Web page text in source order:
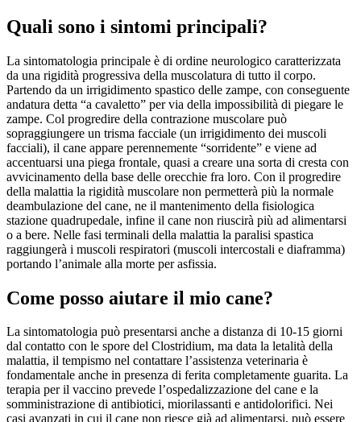
Quali sono i sintomi principali?
La sintomatologia principale è di ordine neurologico caratterizzata
da una rigidità progressiva della muscolatura di tutto il corpo.
Partendo da un irrigidimento spastico delle zampe, con conseguente
andatura detta “a cavaletto” per via della impossibilità di piegare le
zampe. Col progredire della contrazione muscolare può
sopraggiungere un trisma facciale (un irrigidimento dei muscoli
facciali), il cane appare perennemente “sorridente” e viene ad
accentuarsi una piega frontale, quasi a creare una sorta di cresta con
avvicinamento della base delle orecchie fra loro. Con il progredire
della malattia la rigidità muscolare non permetterà più la normale
deambulazione del cane, ne il mantenimento della fisiologica
stazione quadrupedale, infine il cane non riuscirà più ad alimentarsi
o a bere. Nelle fasi terminali della malattia la paralisi spastica
raggiungerà i muscoli respiratori (muscoli intercostali e diaframma)
portando l’animale alla morte per asfissia.
Come posso aiutare il mio cane?
La sintomatologia può presentarsi anche a distanza di 10-15 giorni
dal contatto con le spore del Clostridium, ma data la letalità della
malattia, il tempismo nel contattare l’assistenza veterinaria è
fondamentale anche in presenza di ferita completamente guarita. La
terapia per il vaccino prevede l’ospedalizzazione del cane e la
somministrazione di antibiotici, miorilassanti e antidolorifici. Nei
casi avanzati in cui il cane non riesce già ad alimentarsi, può essere